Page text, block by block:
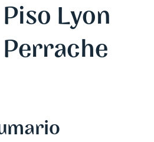
Lyon